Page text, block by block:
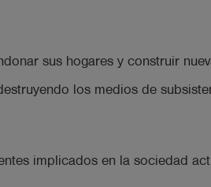
sus hogares y construir
los medios de
implicados en la sociedad